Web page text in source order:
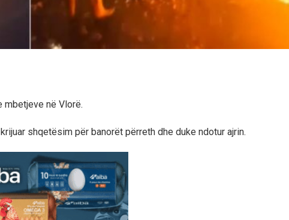
në Vlorë.
shqetësim për banorët përreth dhe duke ndotur ajrin.